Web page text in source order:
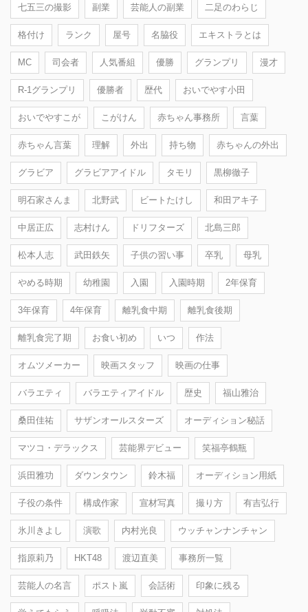
七五三の撮影 副業 芸能人の副業 二足のわらじ
格付け ランク 屋号 名脇役 エキストラとは
MC 司会者 人気番組 優勝 グランプリ 漫才
R-1グランプリ 優勝者 歴代 おいでやす小田
おいでやすこが こがけん 赤ちゃん事務所 言葉
赤ちゃん言葉 理解 外出 持ち物 赤ちゃんの外出
グラビア グラビアアイドル タモリ 黒柳徹子
明石家さんま 北野武 ビートたけし 和田アキ子
中居正広 志村けん ドリフターズ 北島三郎
松本人志 武田鉄矢 子供の習い事 卒乳 母乳
やめる時期 幼稚園 入園 入園時期 2年保育
3年保育 4年保育 離乳食中期 離乳食後期
離乳食完了期 お食い初め いつ 作法
オムツメーカー 映画スタッフ 映画の仕事
バラエティ バラエティアイドル 歴史 福山雅治
桑田佳祐 サザンオールスターズ オーディション秘話
マツコ・デラックス 芸能界デビュー 笑福亭鶴瓶
浜田雅功 ダウンタウン 鈴木福 オーディション用紙
子役の条件 構成作家 宣材写真 撮り方 有吉弘行
氷川きよし 演歌 内村光良 ウッチャンナンチャン
指原莉乃 HKT48 渡辺直美 事務所一覧
芸能人の名言 ポスト嵐 会話術 印象に残る